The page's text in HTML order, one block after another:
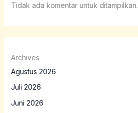
Tidak ada komentar untuk ditampilkan.
Archives
Agustus 2026
Juli 2026
Juni 2026